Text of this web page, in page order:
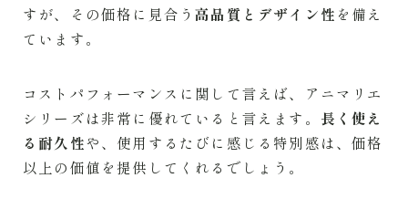
すが、その価格に見合う高品質とデザイン性 を備え
ています。
コストパフォーマンスに関して言えば、アニマリエ
シリーズは非常に優れていると言えます。 長く使え
る耐久性や、使用するたびに感じる特別感は、価格
以上の価値を提供してくれるでしょう。